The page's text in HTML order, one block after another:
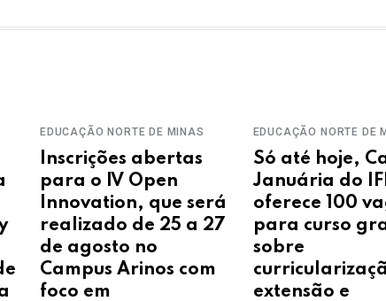
EDUCAÇÃO NORTE DE MINAS
Inscrições abertas
para o IV Open
Innovation, que será
realizado de 25 a 27
de agosto no
Campus Arinos com
foco em
EDUCAÇÃO NORTE DE
Só até hoje,
Januária do
oferece 100
para curso
sobre
extensão e